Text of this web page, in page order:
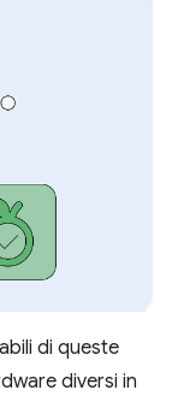
di queste
diversi in